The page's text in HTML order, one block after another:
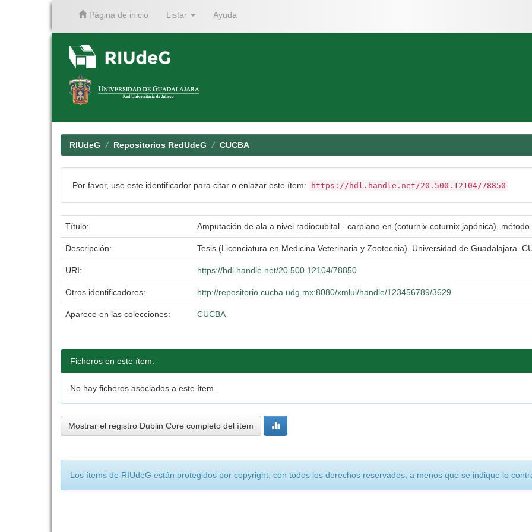
Página de inicio Listar Ayuda
RIUdeG Repositorios RedUdeG CUCBA
Por favor, use este identificador para citar o enlazar este ítem: https://hdl.handle.net/20.500.12104/78850
Título: Amputación de ala a nivel radiocubital - carpiano en (coturnix-coturnix japónica),
Descripción: Tesis (Licenciatura en Medicina Veterinaria y Zootecnia). Universidad de Guadalajara.
URI: https://hdl.handle.net/20.500.12104/78850
Otros identificadores: http://repositorio.cucba.udg.mx:8080/xmlui/handle/123456789/3629
Aparece en las colecciones: CUCBA
Ficheros en este ítem:
No hay ficheros asociados a este ítem.
Mostrar el registro Dublin Core completo del ítem
Los ítems de RIUdeG están protegidos por copyright, con todos los derechos reservados, a menos que se indique lo